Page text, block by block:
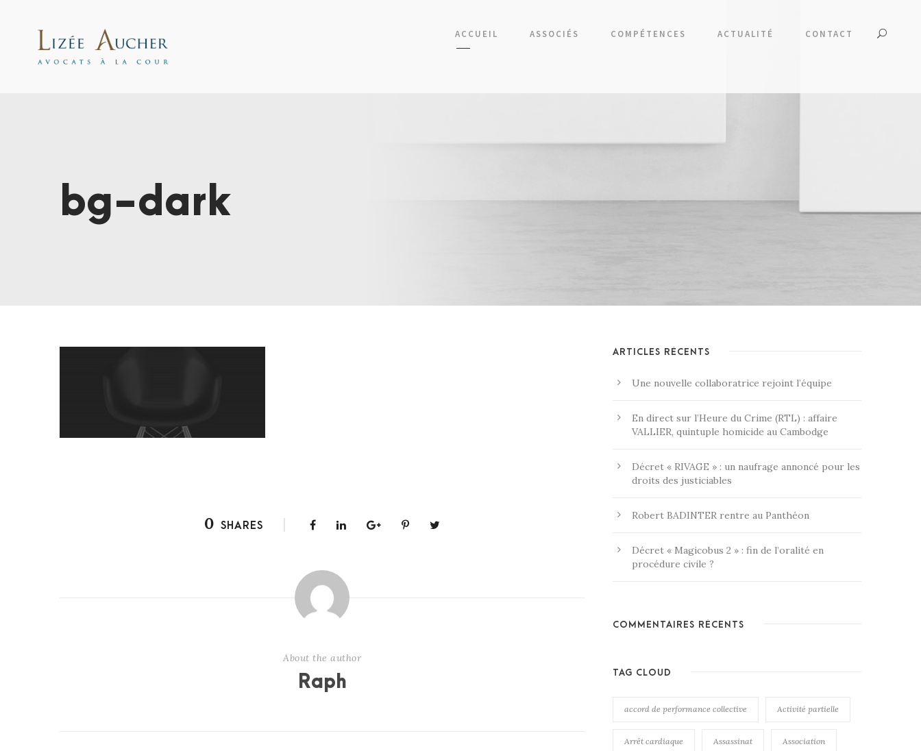
ACCUEIL ASSOCIÉS COMPÉTENCES ACTUALITÉ CONTACT
bg-dark
0 SHARES
About the author
Raph
ARTICLES RÉCENTS
Une nouvelle collaboratrice rejoint l’équipe
En direct sur l’Heure du Crime (RTL) : affaire
VALLIER, quintuple homicide au Cambodge
Décret « RIVAGE » : un naufrage annoncé pour les
droits des justiciables
Robert BADINTER rentre au Panthéon
Décret « Magicobus 2 » : fin de l’oralité en
procédure civile ?
COMMENTAIRES RÉCENTS
TAG CLOUD
accord de performance collective Activité partielle
Arrêt cardiaque Assassinat Association